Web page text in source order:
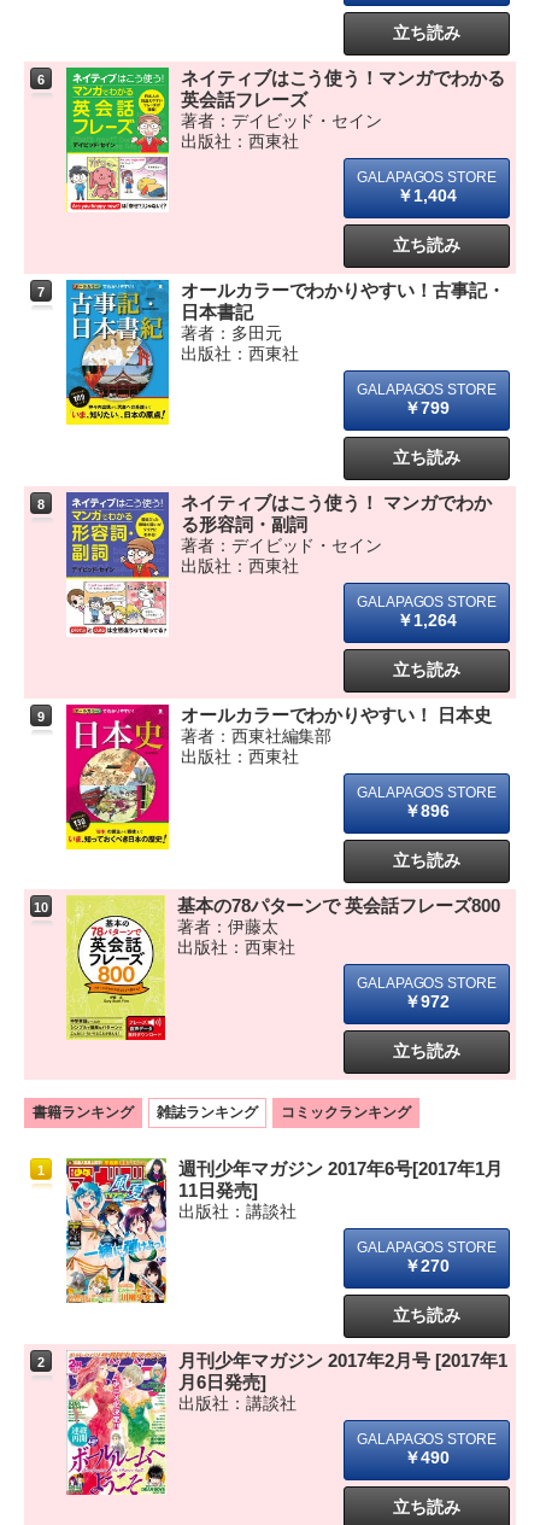
立ち読み
6
ネイティブはこう使う！マンガでわかる
英会話フレーズ
著者：デイビッド・セイン
出版社：西東社
￥1,404
立ち読み
7
オールカラーでわかりやすい！古事記・
日本書記
著者：多田元
出版社：西東社
￥799
立ち読み
8
ネイティブはこう使う！ マンガでわか
る形容詞・副詞
著者：デイビッド・セイン
出版社：西東社
￥1,264
立ち読み
9 オールカラーでわかりやすい！ 日本史
著者：西東社編集部
出版社：西東社
￥896
立ち読み
10 基本の78パターンで 英会話フレーズ800
著者：伊藤太
出版社：西東社
￥972
立ち読み
書籍ランキング 雑誌ランキング コミックランキング
1
週刊少年マガジン 2017年6号[2017年1月
11日発売]
出版社：講談社
￥270
立ち読み
2
月刊少年マガジン 2017年2月号 [2017年1
月6日発売]
出版社：講談社
￥490
立ち読み